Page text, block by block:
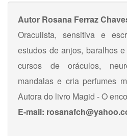
Autor Rosana Ferraz
Oraculista, sensitiva e
estudos de anjos, baralhos
cursos de oráculos,
mandalas e cria perfumes
Autora do livro Magid - O
E-mail: